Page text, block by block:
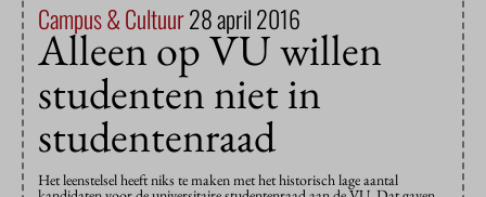
Campus & Cultuur28 april 2016
Alleen op VU willen
studenten niet in
studentenraad
Het leenstelsel heeft niks te maken met het historisch lage aantal